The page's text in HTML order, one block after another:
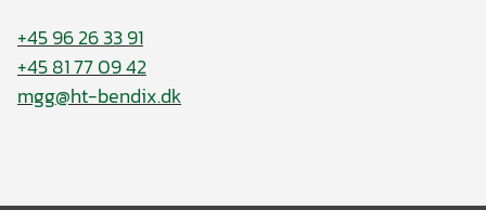
+45 96 26 33 91
+45 81 77 09 42
mgg@ht-bendix.dk